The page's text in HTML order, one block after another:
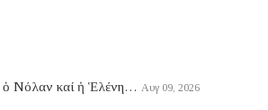
ὁ Νόλαν καί ἡ Ἑλένη… Αυγ 09, 2026